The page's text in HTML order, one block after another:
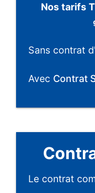
Nos tarifs
Sans contrat
Avec Contrat
Le contrat